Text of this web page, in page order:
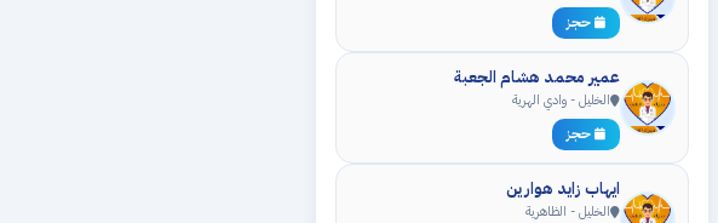
حجز
عمير محمد هشام الجعبة
الخليل - وادي الهرية
حجز
ايهاب زايد هوارين
الخليل - الظاهرية